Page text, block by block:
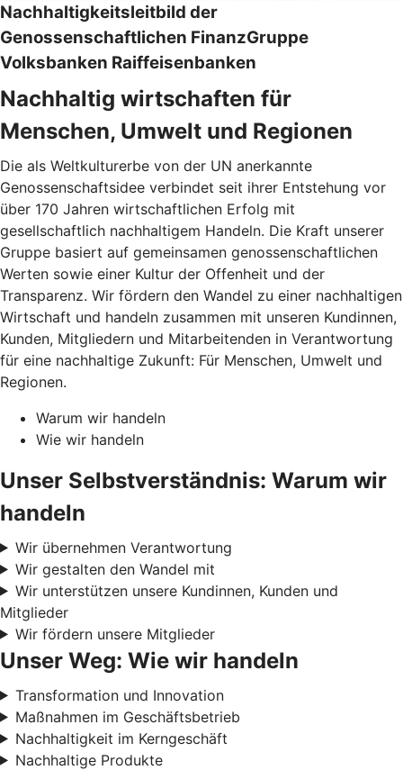
Nachhaltigkeitsleitbild der
Genossenschaftlichen FinanzGruppe
Volksbanken Raiffeisenbanken
Nachhaltig wirtschaften für
Menschen, Umwelt und Regionen
Die als Weltkulturerbe von der UN anerkannte
Genossenschaftsidee verbindet seit ihrer Entstehung vor
über 170 Jahren wirtschaftlichen Erfolg mit
gesellschaftlich nachhaltigem Handeln. Die Kraft unserer
Gruppe basiert auf gemeinsamen genossenschaftlichen
Werten sowie einer Kultur der Offenheit und der
Transparenz. Wir fördern den Wandel zu einer nachhaltigen
Wirtschaft und handeln zusammen mit unseren Kundinnen,
Kunden, Mitgliedern und Mitarbeitenden in Verantwortung
für eine nachhaltige Zukunft: Für Menschen, Umwelt und
Regionen.
Warum wir handeln
Wie wir handeln
Unser Selbstverständnis: Warum wir
handeln
Wir übernehmen Verantwortung
Wir gestalten den Wandel mit
Wir unterstützen unsere Kundinnen, Kunden und
Mitglieder
Wir fördern unsere Mitglieder
Unser Weg: Wie wir handeln
Transformation und Innovation
Maßnahmen im Geschäftsbetrieb
Nachhaltigkeit im Kerngeschäft
Nachhaltige Produkte